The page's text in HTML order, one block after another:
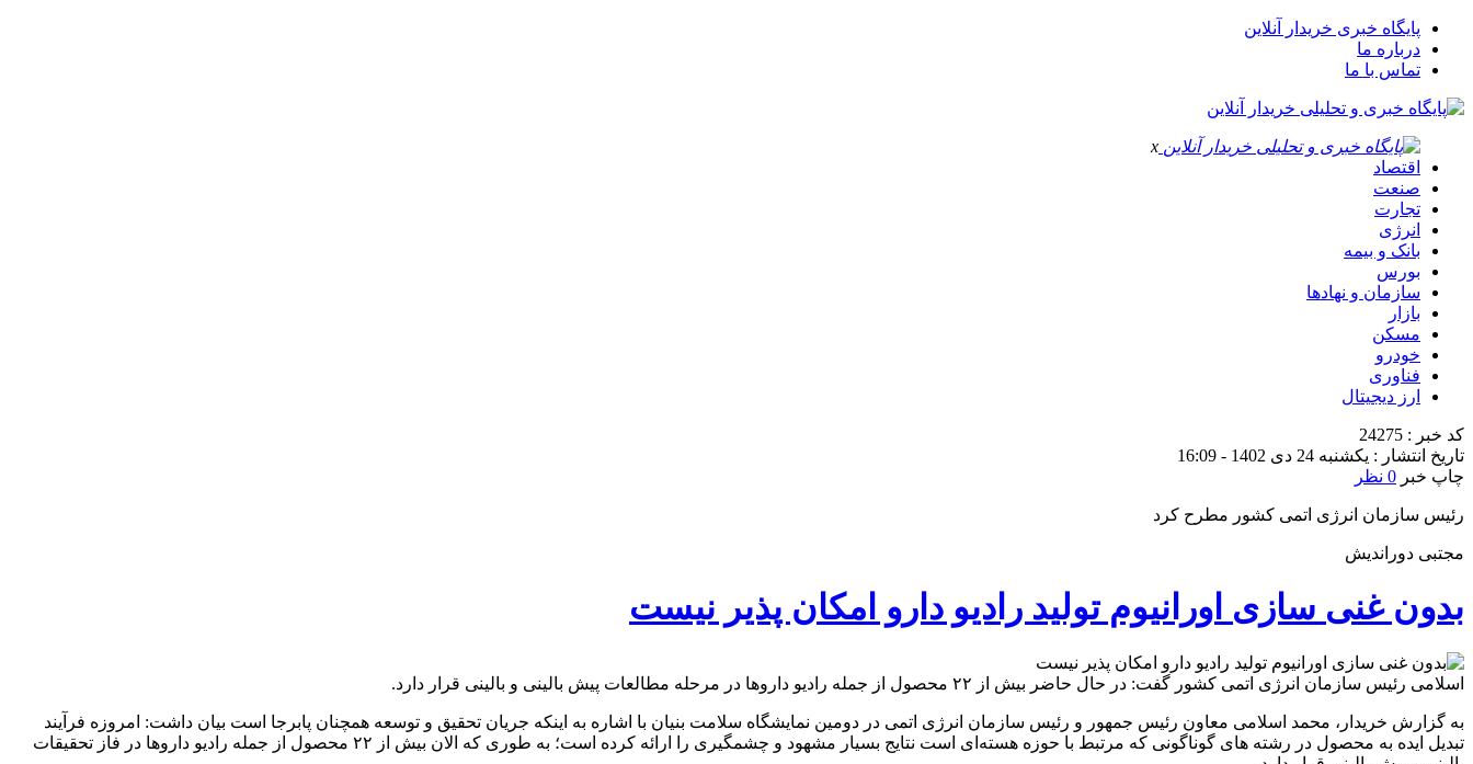
پایگاه خبری خریدار آنلاین
درباره ما
تماس با ما
x
اقتصاد
صنعت
تجارت
انرژی
بانک و بیمه
بورس
سازمان و نهادها
بازار
مسکن
خودرو
فناوری
ارز دیجیتال
کد خبر : 24275
تاریخ انتشار : یکشنبه 24 دی 1402 - 16:09
چاپ خبر 0 نظر
رئیس سازمان انرژی اتمی کشور مطرح کرد
مجتبی دوراندیش
بدون غنی سازی اورانیوم تولید رادیو دارو امکان پذیر نیست
اسلامی رئیس سازمان انرژی اتمی کشور گفت: در حال حاضر بیش از ۲۲ محصول از جمله رادیو داروها در مرحله مطالعات پیش بالینی و بالینی قرار دارد.
به گزارش خریدار، محمد اسلامی معاون رئیس جمهور و رئیس سازمان انرژی اتمی در دومین نمایشگاه سلامت بنیان با اشاره به اینکه جریان تحقیق و توسعه همچنان پابرجا است بیان داشت: امروزه فرآیند
تبدیل ایده به محصول در رشته‌ های گوناگونی که مرتبط با حوزه هسته‌ای است نتایج بسیار مشهود و چشمگیری را ارائه کرده است؛ به طوری که الان بیش از ۲۲ محصول از جمله رادیو داروها در فاز تحقیقات